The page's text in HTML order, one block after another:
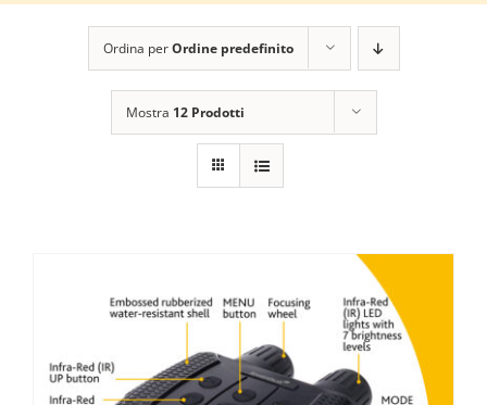
Ordina perOrdine predefinito
Mostra 12 Prodotti